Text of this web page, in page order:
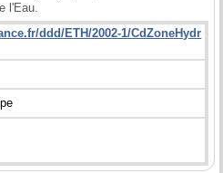
l'Eau.
ddd/ETH/2002-1/CdZoneHydr